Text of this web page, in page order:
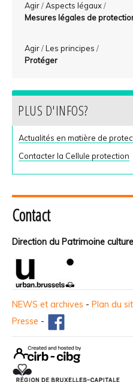
Agir/Aspects légaux/
Mesures légales de
Agir/Les principes /
Protéger
PLUS D'INFOS?
Actualités en matière de
Contacter la Cellule protection
Contact
Direction du Patrimoine culturel
NEWS et archives - Plan du
Presse -